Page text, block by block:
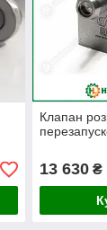
Клапан
13 630₴